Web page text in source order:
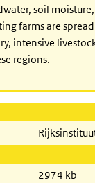
soil
farms are
intensive
regions.
2974 kb